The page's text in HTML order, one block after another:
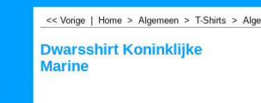
<< Vorige Home > Algemeen > T-Shirts >
Dwarsshirt Koninklijke
Marine